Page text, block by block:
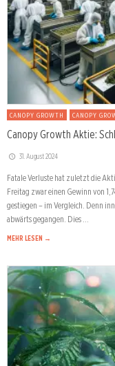
CANOPY GROWTH CANOPY
Canopy Growth Aktie:
31. August 2024
Fatale Verluste hat zuletzt die
Freitag zwar einen Gewinn von
gestiegen – im Vergleich. Denn
abwärts gegangen. Dies …
MEHR LESEN →